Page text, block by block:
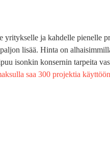
yritykselle ja kahdelle pienelle
lisää. Hinta on
isonkin konsernin tarpeita
saa 300 projektia